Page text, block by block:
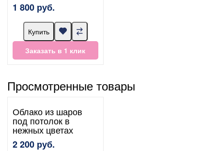
1 800 руб.
Купить
Заказать в 1 клик
Просмотренные товары
Облако из шаров
под потолок в
нежных цветах
2 200 руб.